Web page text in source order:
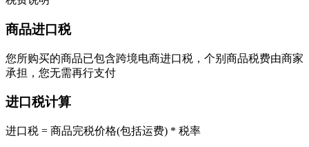
商品进口税
您所购买的商品已包含跨境电商进口税，个别商品税费由商家
承担，您无需再行支付
进口税计算
进口税 = 商品完税价格(包括运费) * 税率